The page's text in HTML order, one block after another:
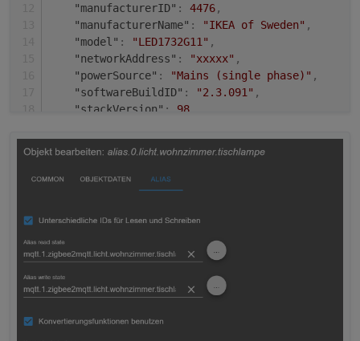
"manufacturerID" : 4476,
"manufacturerName" : "IKEA of Sweden" ,
"model" : "LED1732G11" ,
"networkAddress" : "xxxxx" ,
"powerSource" : "Mains (single phase)" ,
"softwareBuildID" : "2.3.091" ,
"stackVersion" : 98
"zclVersion": 2
} ,
"last_seen"
"2022-09-18T15:42:01+02:00"
"linkquality": 255,
"state": "OFF",
"update"
"state": "idle"
}
"update_available": false